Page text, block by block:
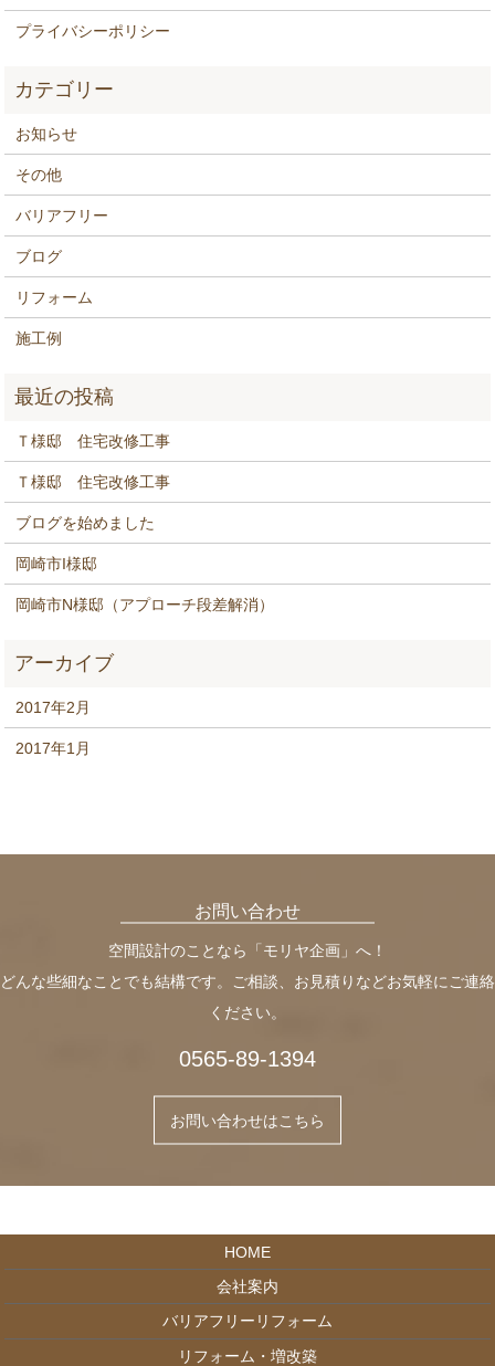
プライバシーポリシー
お知らせ
その他
バリアフリー
ブログ
リフォーム
施工例
Ｔ様邸 住宅改修工事
Ｔ様邸 住宅改修工事
ブログを始めました
岡崎市I様邸
岡崎市N様邸（アプローチ段差解消）
2017年2月
2017年1月
お問い合わせ
空間設計のことなら「モリヤ企画」へ！
どんな些細なことでも結構です。ご相談、お見積りなどお気軽にご連絡
ください。
0565-89-1394
お問い合わせはこちら
HOME
会社案内
バリアフリーリフォーム
リフォーム・増改築